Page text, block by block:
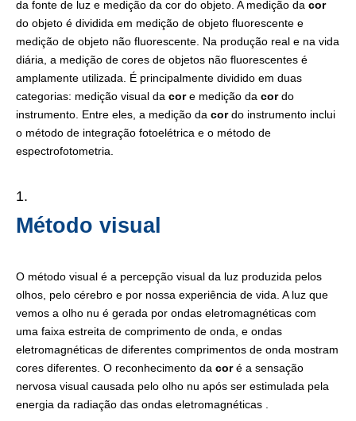
da fonte de luz e medição da cor do objeto. A medição da cor
do objeto é dividida em medição de objeto fluorescente e
medição de objeto não fluorescente. Na produção real e na vida
diária, a medição de cores de objetos não fluorescentes é
amplamente utilizada. É principalmente dividido em duas
categorias: medição visual da core medição da cordo
instrumento. Entre eles, a medição da cordo instrumento inclui
o método de integração fotoelétrica e o método de
espectrofotometria.
Método visual
O método visual é a percepção visual da luz produzida pelos
olhos, pelo cérebro e por nossa experiência de vida. A luz que
vemos a olho nu é gerada por ondas eletromagnéticas com
uma faixa estreita de comprimento de onda, e ondas
eletromagnéticas de diferentes comprimentos de onda mostram
cores diferentes. O reconhecimento da coré a sensação
nervosa visual causada pelo olho nu após ser estimulada pela
energia da radiação das ondas eletromagnéticas .